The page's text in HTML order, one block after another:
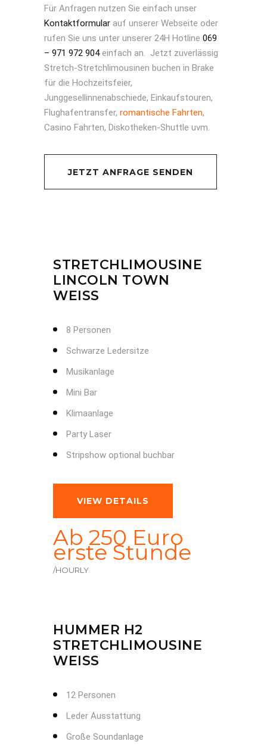
Für Anfragen nutzen Sie einfach unser
Kontaktformular auf unserer Webseite oder
rufen Sie uns unter unserer 24H Hotline 069
– 971 972 904einfach an. Jetzt zuverlässig
Stretch-Stretchlimousinen buchen in Brake
für die Hochzeitsfeier,
Junggesellinnenabschiede, Einkaufstouren,
Flughafentransfer, romantische Fahrten,
Casino Fahrten, Diskotheken-Shuttle uvm.
JETZT ANFRAGE SENDEN
STRETCHLIMOUSINE
LINCOLN TOWN
WEISS
8 Personen
Schwarze Ledersitze
Musikanlage
Mini Bar
Klimaanlage
Party Laser
Stripshow optional buchbar
VIEW DETAILS
Ab 250 Euro
erste Stunde
/HOURLY
HUMMER H2
STRETCHLIMOUSINE
WEISS
12 Personen
Leder Ausstattung
Große Soundanlage